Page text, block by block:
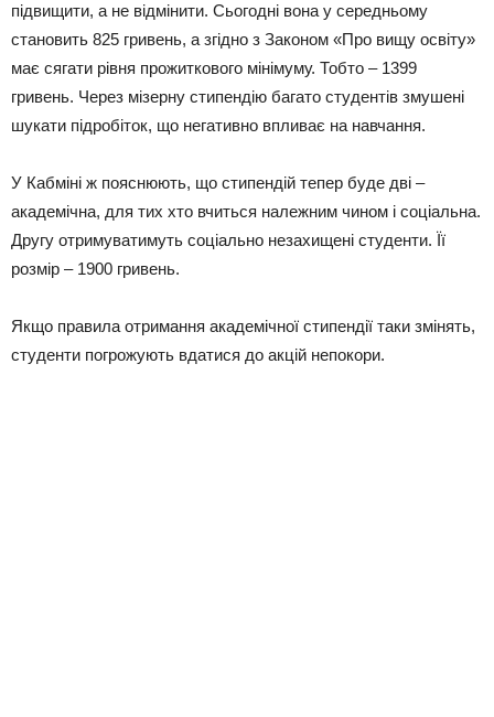
підвищити, а не відмінити. Сьогодні вона у середньому
становить 825 гривень, а згідно з Законом «Про вищу освіту»
має сягати рівня прожиткового мінімуму. Тобто – 1399
гривень. Через мізерну стипендію багато студентів змушені
шукати підробіток, що негативно впливає на навчання.
У Кабміні ж пояснюють, що стипендій тепер буде дві –
академічна, для тих хто вчиться належним чином і соціальна.
Другу отримуватимуть соціально незахищені студенти. Її
розмір – 1900 гривень.
Якщо правила отримання академічної стипендії таки змінять,
студенти погрожують вдатися до акцій непокори.